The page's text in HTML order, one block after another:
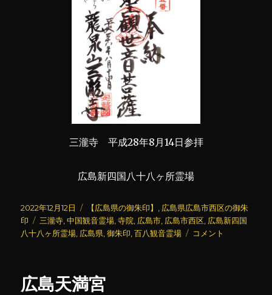
三瀧寺 平成28年8月14日参拝
広島新四国八十八ヶ所霊場
投
稿
日:
2022年12月12日
カ
テ
ゴ
【広島県の御朱印】
広島県広島市西区の御朱
印
タ
グ
三瀧寺 ,中国観音霊場 ,寺院 広島市 広島市西区 広島新四国
八十八ヶ所霊場 広島県 ,御朱印 ,百八観音霊場
三
コメント
広島天満宮